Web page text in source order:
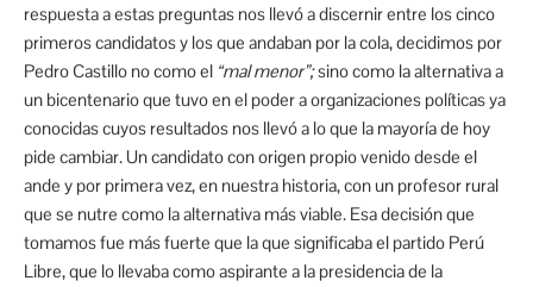
respuesta a estas preguntas nos llevó a discernir entre los cinco
primeros candidatos y los que andaban por la cola, decidimos por
Pedro Castillo no como el “mal menor”;sino como la alternativa a
un bicentenario que tuvo en el poder a organizaciones políticas ya
conocidas cuyos resultados nos llevó a lo que la mayoría de hoy
pide cambiar. Un candidato con origen propio venido desde el
ande y por primera vez, en nuestra historia, con un profesor rural
que se nutre como la alternativa más viable. Esa decisión que
tomamos fue más fuerte que la que significaba el partido Perú
Libre, que lo llevaba como aspirante a la presidencia de la